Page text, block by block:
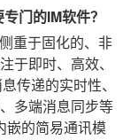
门的IM软件？
重于固化的、非
于即时、高效、
传递的实时性、
多端消息同步等
嵌的简易通讯模